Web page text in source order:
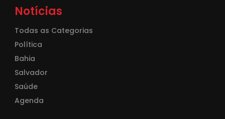
Notícias
Todas as Categorias
Política
Bahia
Salvador
Saúde
Agenda